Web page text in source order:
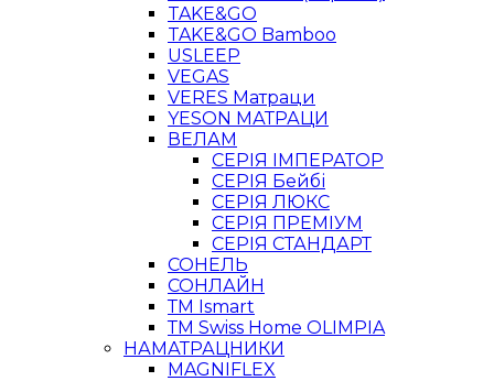
TAKE&GO
TAKE&GO Bamboo
USLEEP
VEGAS
VERES Матраци
YESON МАТРАЦИ
ВЕЛАМ
СЕРІЯ ІМПЕРАТОР
СЕРІЯ Бейбі
СЕРІЯ ЛЮКС
СЕРІЯ ПРЕМІУМ
СЕРІЯ СТАНДАРТ
СОНЕЛЬ
СОНЛАЙН
ТМ Ismart
ТМ Swiss Home OLIMPIA
НАМАТРАЦНИКИ
MAGNIFLEX